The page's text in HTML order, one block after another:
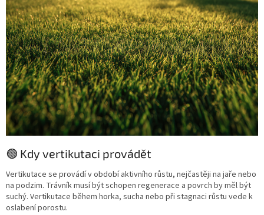
🟢 Kdy vertikutaci provádět
Vertikutace se provádí v období aktivního růstu, nejčastěji na jaře nebo
na podzim. Trávník musí být schopen regenerace a povrch by měl být
suchý. Vertikutace během horka, sucha nebo při stagnaci růstu vede k
oslabení porostu.